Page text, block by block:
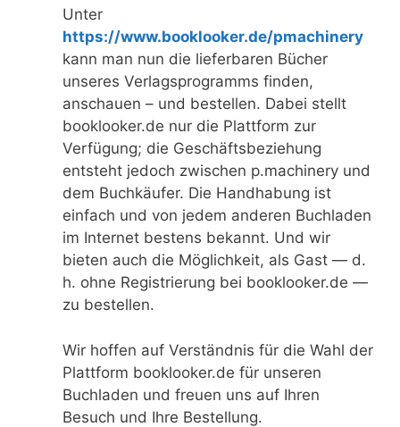
Unter
https://www.booklooker.de/pmachinery
kann man nun die lieferbaren Bücher
unseres Verlagsprogramms finden,
anschauen – und bestellen. Dabei stellt
booklooker.de nur die Plattform zur
Verfügung; die Geschäftsbeziehung
entsteht jedoch zwischen p.machinery und
dem Buchkäufer. Die Handhabung ist
einfach und von jedem anderen Buchladen
im Internet bestens bekannt. Und wir
bieten auch die Möglichkeit, als Gast — d.
h. ohne Registrierung bei booklooker.de —
zu bestellen.
Wir hoffen auf Verständnis für die Wahl der
Plattform booklooker.de für unseren
Buchladen und freuen uns auf Ihren
Besuch und Ihre Bestellung.